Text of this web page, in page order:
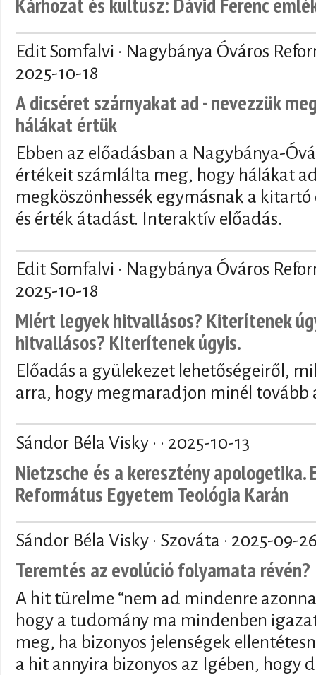
Edit Somfalvi · Nagybánya Óváros
2025-10-18
A dicséret szárnyakat ad - nevezzük
hálákat értük
Ebben az előadásban a Nagybánya-
értékeit számlálta meg, hogy hálákat
megköszönhessék egymásnak a
és érték átadást. Interaktív előadás.
Edit Somfalvi · Nagybánya Óváros
2025-10-18
Miért legyek hitvallásos? Kiterítenek
hitvallásos? Kiterítenek úgyis.
Előadás a gyülekezet lehetőségeiről,
arra, hogy megmaradjon minél tovább
Sándor Béla Visky · · 2025-10-13
Nietzsche és a keresztény apologetika.
Református Egyetem Teológia Karán
Sándor Béla Visky · Szováta · 2025-09-
Teremtés az evolúció folyamata révén?
A hit türelme “nem ad mindenre
hogy a tudomány ma mindenben
meg, ha bizonyos jelenségek
a hit annyira bizonyos az Igében, hogy